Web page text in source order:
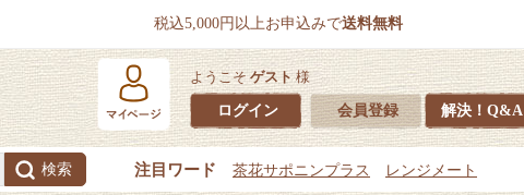
税込5,000円以上お申込みで送料無料
ようこそゲスト 様
ログイン 会員登録 解決！Q&A